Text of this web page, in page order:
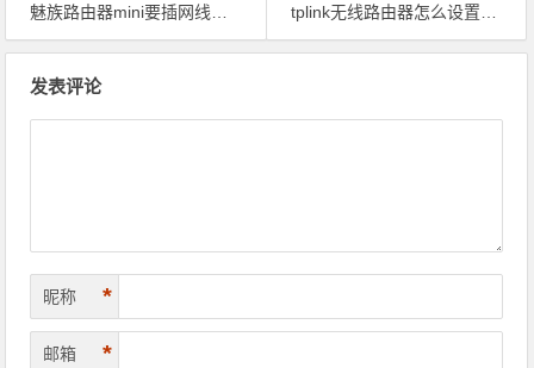
魅族路由器mini要插网线吗？魅族路由器mini是否需要外界网络
tplink无线路由器怎么设置？tplink路由器+路由器设置(两个路由器串联方法)
发表评论
昵称 *
邮箱 *